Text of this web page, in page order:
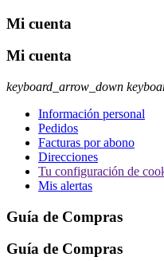
Mi cuenta
Mi cuenta
keyboard_arrow_down
Información personal
Pedidos
Facturas por abono
Direcciones
Tu configuración de
Mis alertas
Guía de Compras
Guía de Compras